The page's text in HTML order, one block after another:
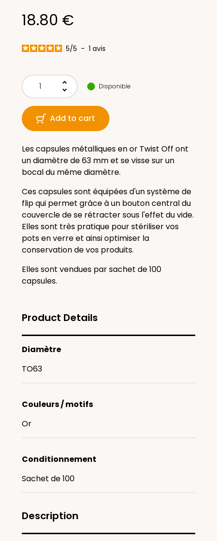
18.80 €
5/5 - 1 avis
keyboard_arrow_up
keyboard_arrow_down
Disponible
Add to cart
Les capsules métalliques en or Twist Off ont
un diamètre de 63 mm et se visse sur un
bocal du même diamètre.
Ces capsules sont équipées d'un système de
flip qui permet grâce à un bouton central du
couvercle de se rétracter sous l'effet du vide.
Elles sont très pratique pour stériliser vos
pots en verre et ainsi optimiser la
conservation de vos produits.
Elles sont vendues par sachet de 100
capsules.
Product Details
Diamètre
TO63
Couleurs / motifs
Or
Conditionnement
Sachet de 100
Description